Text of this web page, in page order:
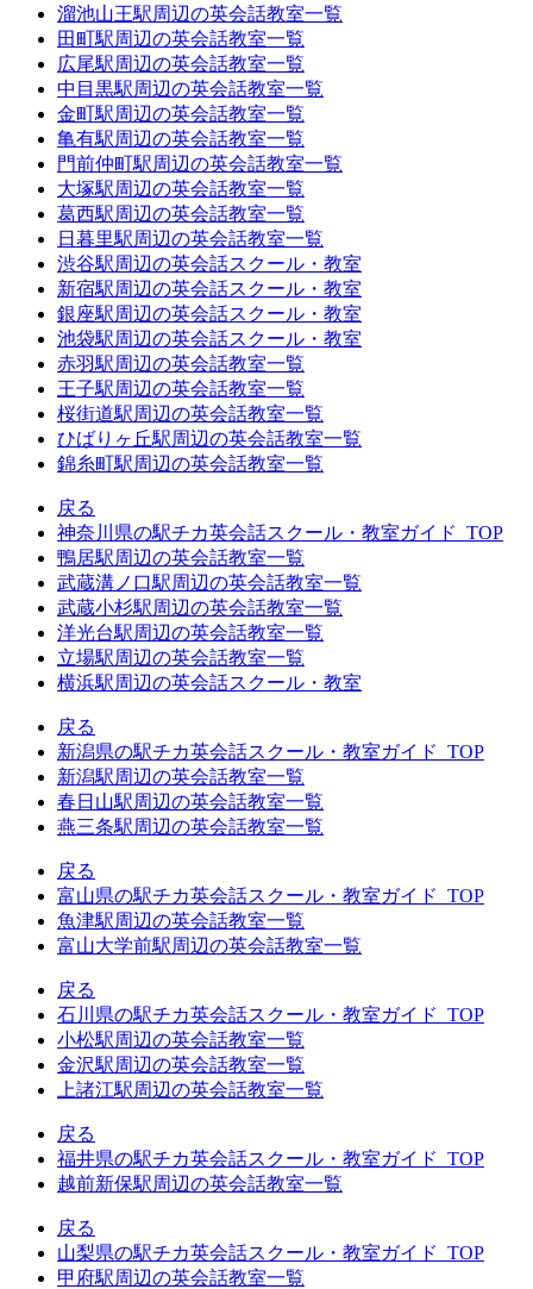
溜池山王駅周辺の英会話教室一覧
田町駅周辺の英会話教室一覧
広尾駅周辺の英会話教室一覧
中目黒駅周辺の英会話教室一覧
金町駅周辺の英会話教室一覧
亀有駅周辺の英会話教室一覧
門前仲町駅周辺の英会話教室一覧
大塚駅周辺の英会話教室一覧
葛西駅周辺の英会話教室一覧
日暮里駅周辺の英会話教室一覧
渋谷駅周辺の英会話スクール・教室
新宿駅周辺の英会話スクール・教室
銀座駅周辺の英会話スクール・教室
池袋駅周辺の英会話スクール・教室
赤羽駅周辺の英会話教室一覧
王子駅周辺の英会話教室一覧
桜街道駅周辺の英会話教室一覧
ひばりヶ丘駅周辺の英会話教室一覧
錦糸町駅周辺の英会話教室一覧
戻る
神奈川県の駅チカ英会話スクール・教室ガイド_TOP
鴨居駅周辺の英会話教室一覧
武蔵溝ノ口駅周辺の英会話教室一覧
武蔵小杉駅周辺の英会話教室一覧
洋光台駅周辺の英会話教室一覧
立場駅周辺の英会話教室一覧
横浜駅周辺の英会話スクール・教室
戻る
新潟県の駅チカ英会話スクール・教室ガイド_TOP
新潟駅周辺の英会話教室一覧
春日山駅周辺の英会話教室一覧
燕三条駅周辺の英会話教室一覧
戻る
富山県の駅チカ英会話スクール・教室ガイド_TOP
魚津駅周辺の英会話教室一覧
富山大学前駅周辺の英会話教室一覧
戻る
石川県の駅チカ英会話スクール・教室ガイド_TOP
小松駅周辺の英会話教室一覧
金沢駅周辺の英会話教室一覧
上諸江駅周辺の英会話教室一覧
戻る
福井県の駅チカ英会話スクール・教室ガイド_TOP
越前新保駅周辺の英会話教室一覧
戻る
山梨県の駅チカ英会話スクール・教室ガイド_TOP
甲府駅周辺の英会話教室一覧